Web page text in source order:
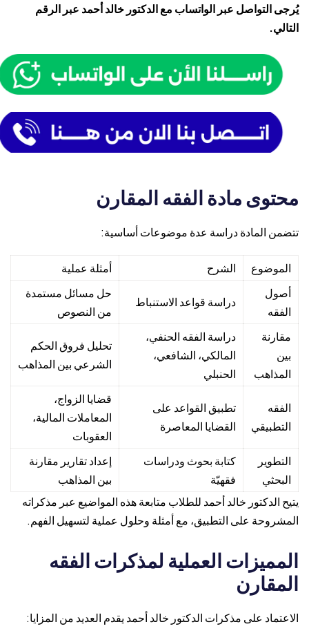
يُرجى التواصل عبر الواتساب مع الدكتور خالد أحمد عبر الرقم
التالي.
محتوى مادة الفقه المقارن
تتضمن المادة دراسة عدة موضوعات أساسية:
الموضوع الشرح
أمثلة عملية
أصول
الفقه
دراسة قواعد الاستنباط
حل مسائل مستمدة
من النصوص
مقارنة
بين
المذاهب
دراسة الفقه الحنفي،
المالكي، الشافعي،
الحنبلي
تحليل فروق الحكم
الشرعي بين المذاهب
الفقه
التطبيقي
تطبيق القواعد على
القضايا المعاصرة
قضايا الزواج،
المعاملات المالية،
العقوبات
التطوير
البحثي
كتابة بحوث ودراسات
فقهيّة
إعداد تقارير مقارنة
بين المذاهب
يتيح الدكتور خالد أحمد للطلاب متابعة هذه المواضيع عبر مذكراته
المشروحة على التطبيق، مع أمثلة وحلول عملية لتسهيل الفهم.
المميزات العملية لمذكرات الفقه
المقارن
الاعتماد على مذكرات الدكتور خالد أحمد يقدم العديد من المزايا: